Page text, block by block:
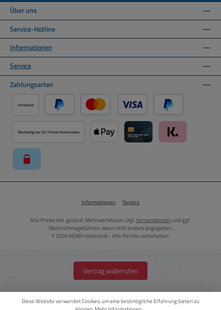
Über uns
Service-Hotline
Informationen
Service
Zahlungsarten
Vorkasse
PayPal Kredit- oder Debitkarte über PayPal
Später Bezahlen
Rechnung nur für Firmen Kommunen
Informationen Service
Alle Preise inkl. gesetzl. Mehrwertsteuer zzgl.Versandkosten und ggf.
Nachnahmegebühren, wenn nicht anders angegeben.
© 2026 HENRI elektronik - Alle Rechte vorbehalten.
Vertrag widerrufen
Diese Website verwendet Cookies, um eine bestmögliche Erfahrung bieten zu